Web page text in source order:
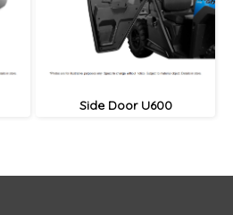
Side Door U600